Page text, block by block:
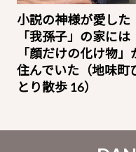
小説の神様が愛した
「我孫子」の家には
「顔だけの化け物」
住んでいた（地味町
とり散歩 16）